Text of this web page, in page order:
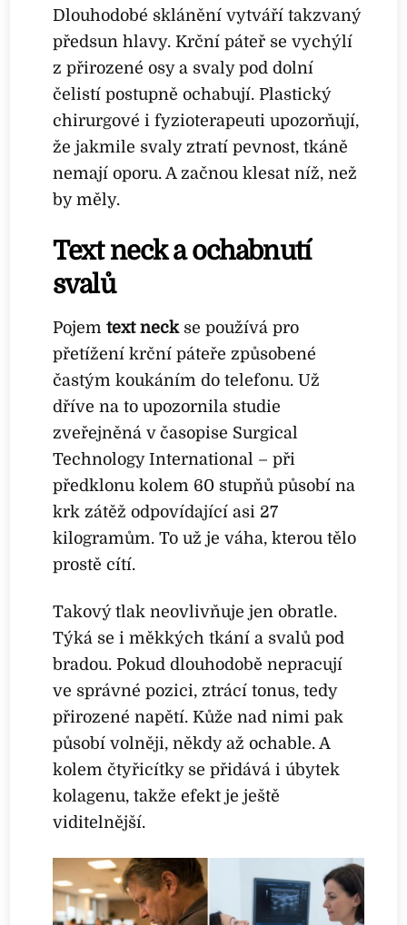
Dlouhodobé sklánění vytváří takzvaný
předsun hlavy. Krční páteř se vychýlí
z přirozené osy a svaly pod dolní
čelistí postupně ochabují. Plastický
chirurgové i fyzioterapeuti upozorňují,
že jakmile svaly ztratí pevnost, tkáně
nemají oporu. A začnou klesat níž, než
by měly.
Text neck a ochabnutí
svalů
Pojemtext neckse používá pro
přetížení krční páteře způsobené
častým koukáním do telefonu. Už
dříve na to upozornila studie
zveřejněná v časopise Surgical
Technology International – při
předklonu kolem 60 stupňů působí na
krk zátěž odpovídající asi 27
kilogramům. To už je váha, kterou tělo
prostě cítí.
Takový tlak neovlivňuje jen obratle.
Týká se i měkkých tkání a svalů pod
bradou. Pokud dlouhodobě nepracují
ve správné pozici, ztrácí tonus, tedy
přirozené napětí. Kůže nad nimi pak
působí volněji, někdy až ochable. A
kolem čtyřicítky se přidává i úbytek
kolagenu, takže efekt je ještě
viditelnější.